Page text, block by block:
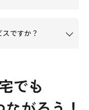
ですか？